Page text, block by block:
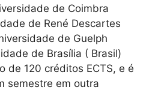
de Coimbra
de René Descartes
de Guelph
de Brasília ( Brasil)
de 120 créditos ECTS, e é
semestre em outra